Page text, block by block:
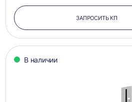
ЗАПРОСИТЬ КП
В наличии